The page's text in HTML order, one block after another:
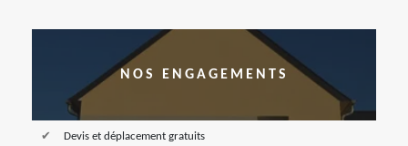
NOS ENGAGEMENTS
Devis et déplacement gratuits